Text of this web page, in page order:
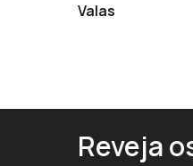
Valas
Reveja